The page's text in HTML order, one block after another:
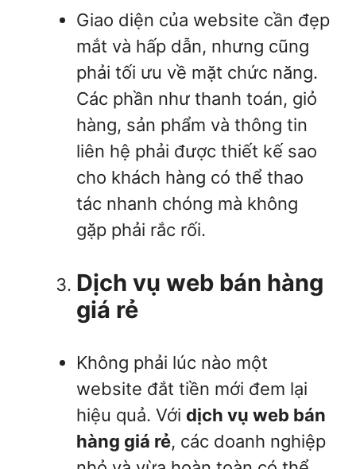
Giao diện của website cần đẹp
mắt và hấp dẫn, nhưng cũng
phải tối ưu về mặt chức năng.
Các phần như thanh toán, giỏ
hàng, sản phẩm và thông tin
liên hệ phải được thiết kế sao
cho khách hàng có thể thao
tác nhanh chóng mà không
gặp phải rắc rối.
Dịch vụ web bán hàng
giá rẻ
Không phải lúc nào một
website đắt tiền mới đem lại
hiệu quả. Với dịch vụ web bán
hàng giá rẻ, các doanh nghiệp